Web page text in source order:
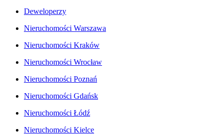
Deweloperzy
Nieruchomości Warszawa
Nieruchomości Kraków
Nieruchomości Wrocław
Nieruchomości Poznań
Nieruchomości Gdańsk
Nieruchomości Łódź
Nieruchomości Kielce